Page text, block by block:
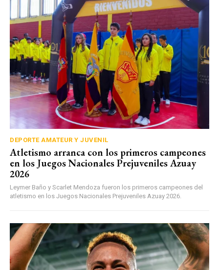
DEPORTE AMATEUR Y JUVENIL
Atletismo arranca con los primeros campeones
en los Juegos Nacionales Prejuveniles Azuay
2026
Leymer Baño y Scarlet Mendoza fueron los primeros campeones del
atletismo en los Juegos Nacionales Prejuveniles Azuay 2026.